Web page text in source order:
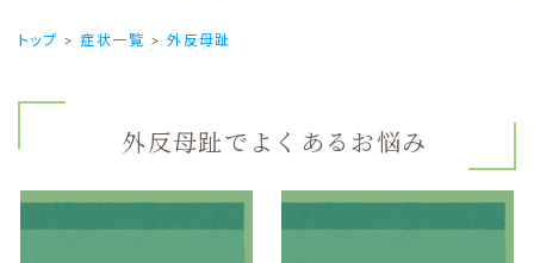
トップ 症状一覧 外反母趾
外反母趾でよくあるお悩み